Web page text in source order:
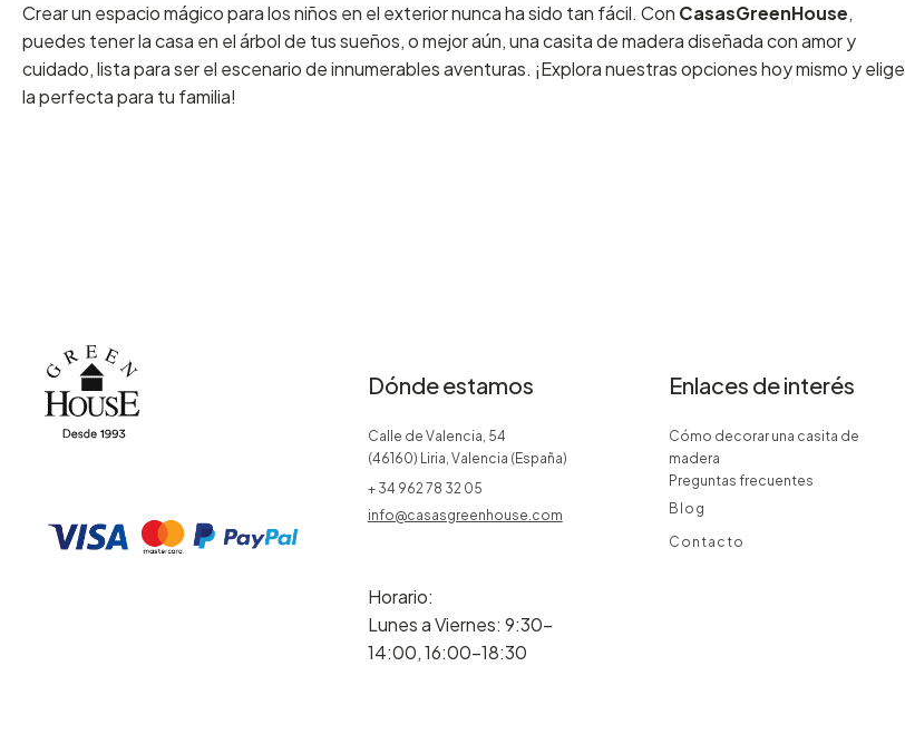
Crear un espacio mágico para los niños en el exterior nunca ha sido tan fácil. Con CasasGreenHouse,
puedes tener la casa en el árbol de tus sueños, o mejor aún, una casita de madera diseñada con amor y
cuidado, lista para ser el escenario de innumerables aventuras. ¡Explora nuestras opciones hoy mismo y elige
la perfecta para tu familia!
Dónde estamos
Calle de Valencia, 54
(46160) Liria, Valencia (España)
+ 34 962 78 32 05
info@casasgreenhouse.com
Horario:
Lunes a Viernes: 9:30-
14:00, 16:00-18:30
Enlaces de interés
Cómo decorar una casita de
madera
Preguntas frecuentes
Blog
Contacto